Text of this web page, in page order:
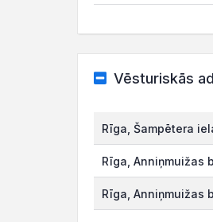
Vēsturiskās
Rīga, Šampētera
Rīga, Anniņmuižas
Rīga, Anniņmuižas